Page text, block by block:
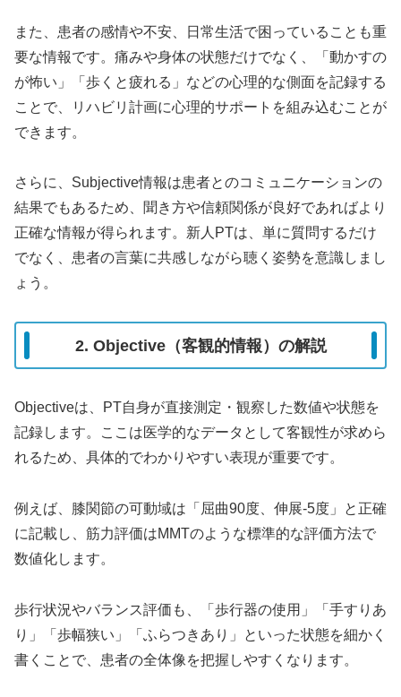
また、患者の感情や不安、日常生活で困っていることも重
要な情報です。痛みや身体の状態だけでなく、「動かすの
が怖い」「歩くと疲れる」などの心理的な側面を記録する
ことで、リハビリ計画に心理的サポートを組み込むことが
できます。
さらに、Subjective情報は患者とのコミュニケーションの
結果でもあるため、聞き方や信頼関係が良好であればより
正確な情報が得られます。新人PTは、単に質問するだけ
でなく、患者の言葉に共感しながら聴く姿勢を意識しまし
ょう。
2. Objective（客観的情報）の解説
Objectiveは、PT自身が直接測定・観察した数値や状態を
記録します。ここは医学的なデータとして客観性が求めら
れるため、具体的でわかりやすい表現が重要です。
例えば、膝関節の可動域は「屈曲90度、伸展-5度」と正確
に記載し、筋力評価はMMTのような標準的な評価方法で
数値化します。
歩行状況やバランス評価も、「歩行器の使用」「手すりあ
り」「歩幅狭い」「ふらつきあり」といった状態を細かく
書くことで、患者の全体像を把握しやすくなります。